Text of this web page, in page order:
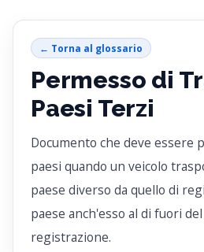
← Torna al glossario
Permesso di
Paesi Terzi
Documento che deve essere
paesi quando un veicolo
paese diverso da quello di
paese anch'esso al di fuori
registrazione.